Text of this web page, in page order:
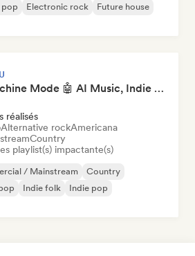
pop Electronic rock
Future house
Pop Machine Mode 🤖 AI Music, Indie Pop & Dream Pop
réalisés
Alternative rockAmericana
Country
playlist(s) impactante(s)
/ Mainstream
Country
Indie folk
Indie pop